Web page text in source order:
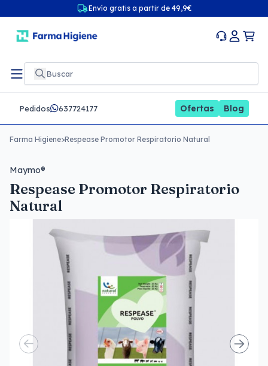
Envío gratis a partir de 49,9€
Pedidos 637724177 Ofertas Blog
Farma Higiene>Respease Promotor Respiratorio Natural
Maymo®
Respease Promotor Respiratorio
Natural